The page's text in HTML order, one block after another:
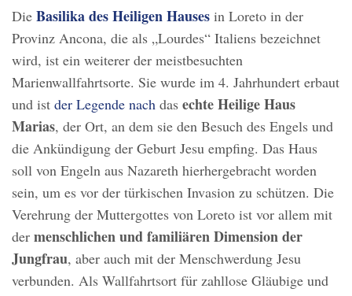
Die Basilika des Heiligen Hauses in Loreto in der
Provinz Ancona, die als „Lourdes“ Italiens bezeichnet
wird, ist ein weiterer der meistbesuchten
Marienwallfahrtsorte. Sie wurde im 4. Jahrhundert erbaut
und ist der Legende nach das echte Heilige Haus
Marias, der Ort, an dem sie den Besuch des Engels und
die Ankündigung der Geburt Jesu empfing. Das Haus
soll von Engeln aus Nazareth hierhergebracht worden
sein, um es vor der türkischen Invasion zu schützen. Die
Verehrung der Muttergottes von Loreto ist vor allem mit
der menschlichen und familiären Dimension der
Jungfrau, aber auch mit der Menschwerdung Jesu
verbunden. Als Wallfahrtsort für zahllose Gläubige und